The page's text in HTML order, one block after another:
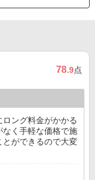
78.9点
ング料金がかかる
なく手軽な価格で施
ができるので大変